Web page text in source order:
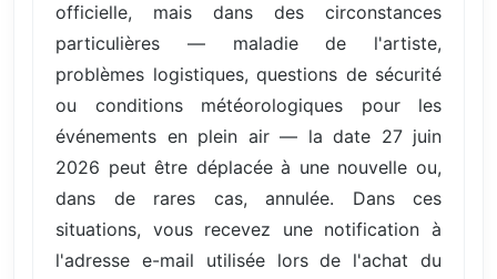
officielle, mais dans des circonstances
particulières — maladie de l'artiste,
problèmes logistiques, questions de sécurité
ou conditions météorologiques pour les
événements en plein air — la date 27 juin
2026 peut être déplacée à une nouvelle ou,
dans de rares cas, annulée. Dans ces
situations, vous recevez une notification à
l'adresse e-mail utilisée lors de l'achat du